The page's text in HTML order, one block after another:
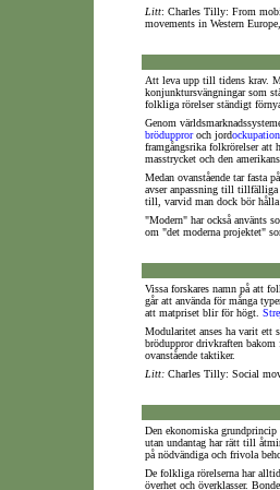
Litt: Charles Tilly: From
movements in Western
Att leva upp till tidens krav.
konjunktursvängningar som
folkliga rörelser ständigt
Genom
brödupproroch jordockupation
framgångsrika folkrörelser att
masstrycket och den
Medan ovanstående tar fasta
avser anpassning till tillfälliga
till, varvid man dock bör hålla
"Modern" har också använts
om "det moderna projektet"
Vissa forskares namn på att
går att använda för många
att matpriset blir för högt.
Modularitet anses ha varit ett
bröduppror drivkraften bakom
ovanstående taktiker.
Litt: Charles Tilly: Social
Den ekonomiska
utan undantag har rätt till
på nödvändiga och frivola
De folkliga rörelserna har
överhet och överklasser.